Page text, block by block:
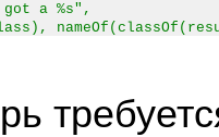
a %s",